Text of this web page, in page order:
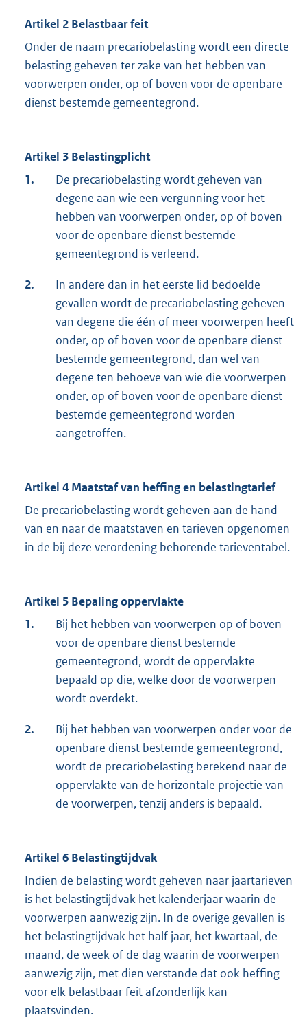
Artikel 2 Belastbaar feit
Onder de naam precariobelasting wordt een directe
belasting geheven ter zake van het hebben van
voorwerpen onder, op of boven voor de openbare
dienst bestemde gemeentegrond.
Artikel 3 Belastingplicht
1.
De precariobelasting wordt geheven van
degene aan wie een vergunning voor het
hebben van voorwerpen onder, op of boven
voor de openbare dienst bestemde
gemeentegrond is verleend.
2.
In andere dan in het eerste lid bedoelde
gevallen wordt de precariobelasting geheven
van degene die één of meer voorwerpen heeft
onder, op of boven voor de openbare dienst
bestemde gemeentegrond, dan wel van
degene ten behoeve van wie die voorwerpen
onder, op of boven voor de openbare dienst
bestemde gemeentegrond worden
aangetroffen.
Artikel 4 Maatstaf van heffing en belastingtarief
De precariobelasting wordt geheven aan de hand
van en naar de maatstaven en tarieven opgenomen
in de bij deze verordening behorende tarieventabel.
Artikel 5 Bepaling oppervlakte
1.
Bij het hebben van voorwerpen op of boven
voor de openbare dienst bestemde
gemeentegrond, wordt de oppervlakte
bepaald op die, welke door de voorwerpen
wordt overdekt.
2.
Bij het hebben van voorwerpen onder voor de
openbare dienst bestemde gemeentegrond,
wordt de precariobelasting berekend naar de
oppervlakte van de horizontale projectie van
de voorwerpen, tenzij anders is bepaald.
Artikel 6 Belastingtijdvak
Indien de belasting wordt geheven naar jaartarieven
is het belastingtijdvak het kalenderjaar waarin de
voorwerpen aanwezig zijn. In de overige gevallen is
het belastingtijdvak het half jaar, het kwartaal, de
maand, de week of de dag waarin de voorwerpen
aanwezig zijn, met dien verstande dat ook heffing
voor elk belastbaar feit afzonderlijk kan
plaatsvinden.